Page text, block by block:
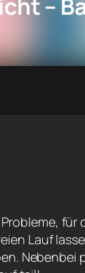
–
für
Lauf
Nebenbei